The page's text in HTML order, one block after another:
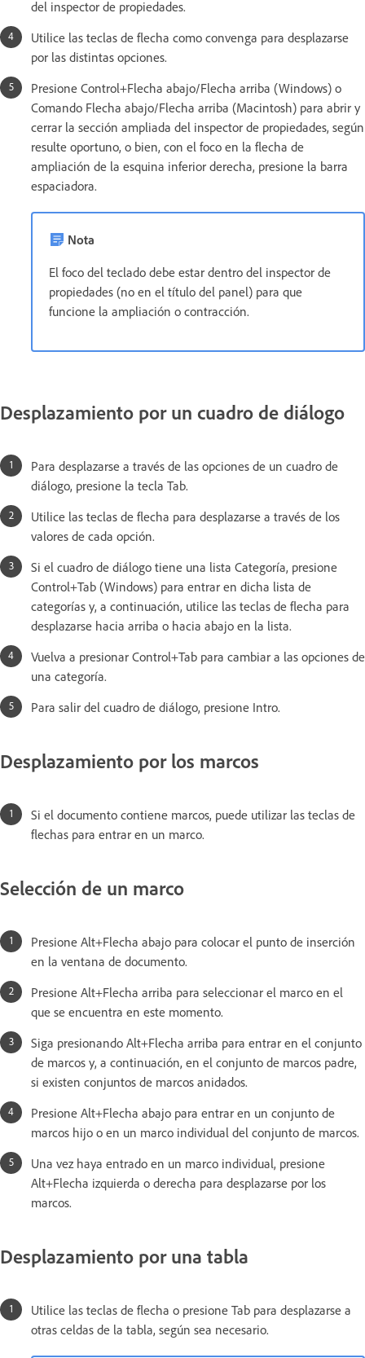
del inspector de propiedades.
Utilice las teclas de flecha como convenga para desplazarse
por las distintas opciones.
Presione Control+Flecha abajo/Flecha arriba (Windows) o
Comando Flecha abajo/Flecha arriba (Macintosh) para abrir y
cerrar la sección ampliada del inspector de propiedades, según
resulte oportuno, o bien, con el foco en la flecha de
ampliación de la esquina inferior derecha, presione la barra
espaciadora.
Nota
El foco del teclado debe estar dentro del inspector de
propiedades (no en el título del panel) para que
funcione la ampliación o contracción.
Desplazamiento por un cuadro de diálogo
Para desplazarse a través de las opciones de un cuadro de
diálogo, presione la tecla Tab.
Utilice las teclas de flecha para desplazarse a través de los
valores de cada opción.
Si el cuadro de diálogo tiene una lista Categoría, presione
Control+Tab (Windows) para entrar en dicha lista de
categorías y, a continuación, utilice las teclas de flecha para
desplazarse hacia arriba o hacia abajo en la lista.
Vuelva a presionar Control+Tab para cambiar a las opciones de
una categoría.
Para salir del cuadro de diálogo, presione Intro.
Desplazamiento por los marcos
Si el documento contiene marcos, puede utilizar las teclas de
flechas para entrar en un marco.
Selección de un marco
Presione Alt+Flecha abajo para colocar el punto de inserción
en la ventana de documento.
Presione Alt+Flecha arriba para seleccionar el marco en el
que se encuentra en este momento.
Siga presionando Alt+Flecha arriba para entrar en el conjunto
de marcos y, a continuación, en el conjunto de marcos padre,
si existen conjuntos de marcos anidados.
Presione Alt+Flecha abajo para entrar en un conjunto de
marcos hijo o en un marco individual del conjunto de marcos.
Una vez haya entrado en un marco individual, presione
Alt+Flecha izquierda o derecha para desplazarse por los
marcos.
Desplazamiento por una tabla
Utilice las teclas de flecha o presione Tab para desplazarse a
otras celdas de la tabla, según sea necesario.